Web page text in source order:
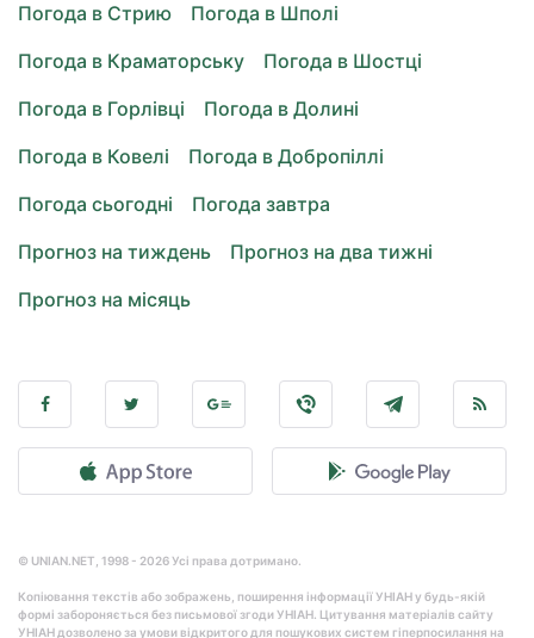
Погода в Стрию
Погода в Шполі
Погода в Краматорську
Погода в Шостці
Погода в Горлівці
Погода в Долині
Погода в Ковелі
Погода в Добропіллі
Погода сьогодні
Погода завтра
Прогноз на тиждень
Прогноз на два тижні
Прогноз на місяць
© UNIAN.NET, 1998 - 2026 Усі права дотримано.
Копіювання текстів або зображень, поширення інформації УНІАН у будь-якій
формі забороняється без письмової згоди УНІАН. Цитування матеріалів сайту
УНІАН дозволено за умови відкритого для пошукових систем гіперпосилання на